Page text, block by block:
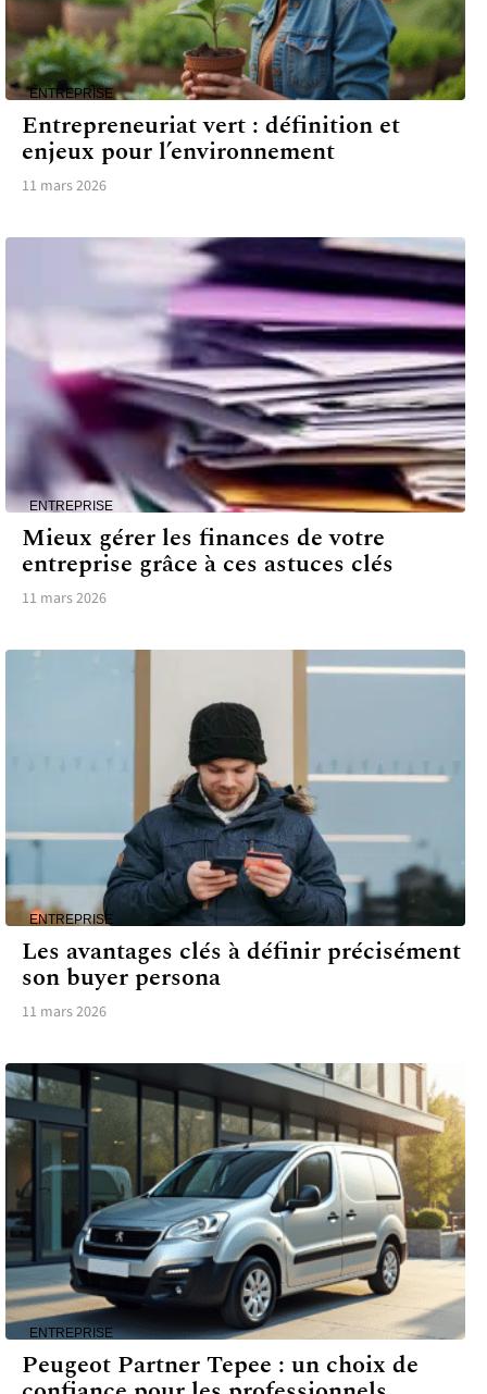
ENTREPRISE
Entrepreneuriat vert : définition et
enjeux pour l’environnement
11 mars 2026
ENTREPRISE
Mieux gérer les finances de votre
entreprise grâce à ces astuces clés
11 mars 2026
ENTREPRISE
Les avantages clés à définir précisément
son buyer persona
11 mars 2026
ENTREPRISE
Peugeot Partner Tepee : un choix de